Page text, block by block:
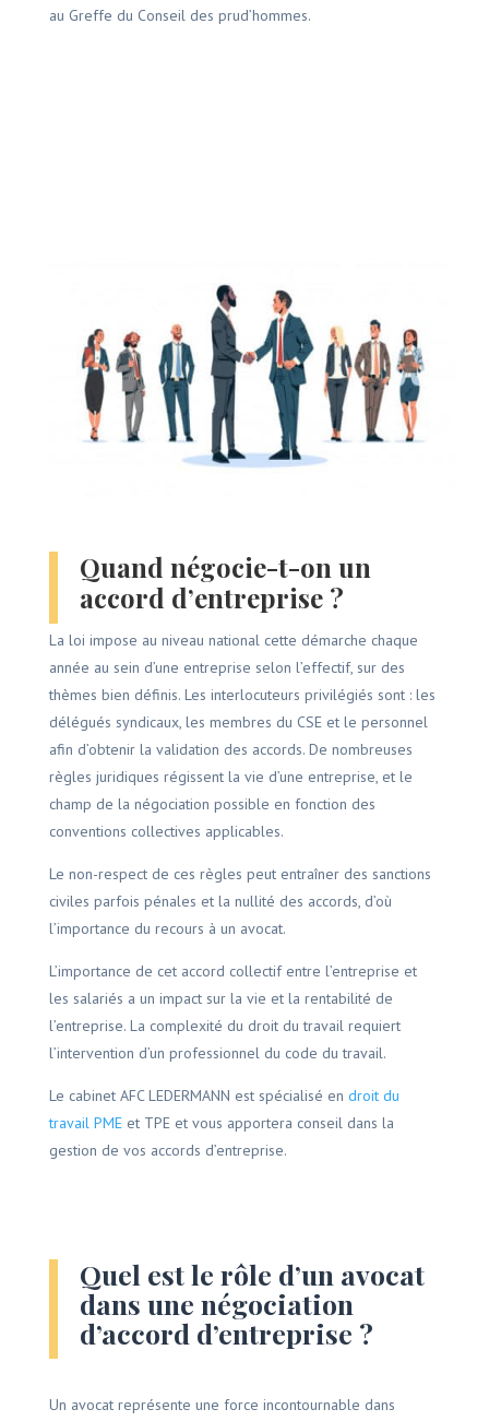
au Greffe du Conseil des prud’hommes.
Quand négocie-t-on un
accord d’entreprise ?
La loi impose au niveau national cette démarche chaque
année au sein d’une entreprise selon l’effectif, sur des
thèmes bien définis. Les interlocuteurs privilégiés sont : les
délégués syndicaux, les membres du CSE et le personnel
afin d’obtenir la validation des accords. De nombreuses
règles juridiques régissent la vie d’une entreprise, et le
champ de la négociation possible en fonction des
conventions collectives applicables.
Le non-respect de ces règles peut entraîner des sanctions
civiles parfois pénales et la nullité des accords, d’où
l’importance du recours à un avocat.
L’importance de cet accord collectif entre l’entreprise et
les salariés a un impact sur la vie et la rentabilité de
l’entreprise. La complexité du droit du travail requiert
l’intervention d’un professionnel du code du travail.
Le cabinet AFC LEDERMANN est spécialisé en droit du
travail PMEet TPE et vous apportera conseil dans la
gestion de vos accords d’entreprise.
Quel est le rôle d’un avocat
dans une négociation
d’accord d’entreprise ?
Un avocat représente une force incontournable dans